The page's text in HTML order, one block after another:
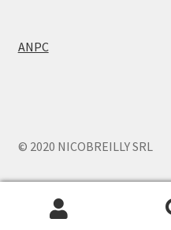
ANPC
© 2020 NICOBREILLY SRL